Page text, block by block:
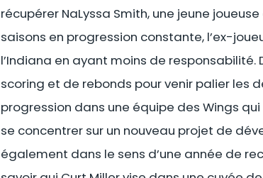
récupérer NaLyssa Smith, une jeune
saisons en progression constante, l’ex-
l’Indiana en ayant moins de
scoring et de rebonds pour venir palier les
progression dans une équipe des Wings
se concentrer sur un nouveau projet de
également dans le sens d’une année de